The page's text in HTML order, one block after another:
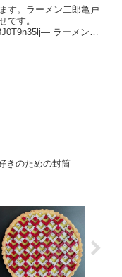
す。ラーメン二郎亀戸
です。
ラーメン二
きのための封筒